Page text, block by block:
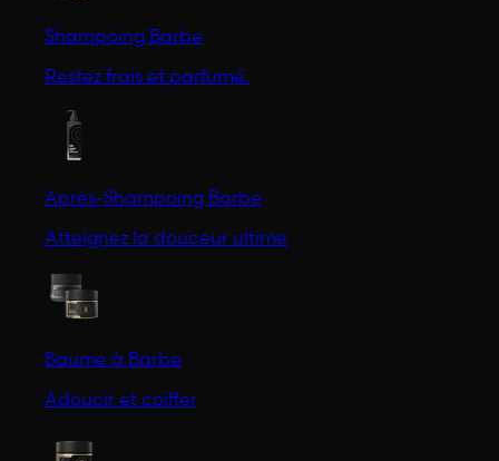
Shampoing Barbe
Restez frais et parfumé.
Après-Shampoing Barbe
Atteignez la douceur ultime
Baume à Barbe
Adoucir et coiffer